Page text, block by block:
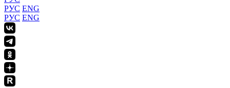
РУС ENG
РУС ENG